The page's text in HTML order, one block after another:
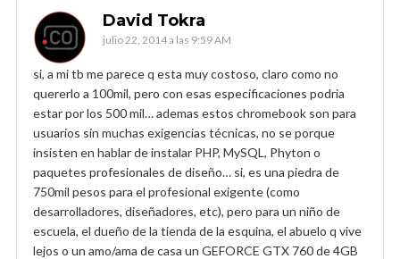
David Tokra
julio 22, 2014 a las 9:59 AM
si, a mi tb me parece q esta muy costoso, claro como no
quererlo a 100mil, pero con esas especificaciones podria
estar por los 500 mil… ademas estos chromebook son para
usuarios sin muchas exigencias técnicas, no se porque
insisten en hablar de instalar PHP, MySQL, Phyton o
paquetes profesionales de diseño… si, es una piedra de
750mil pesos para el profesional exigente (como
desarrolladores, diseñadores, etc), pero para un niño de
escuela, el dueño de la tienda de la esquina, el abuelo q vive
lejos o un amo/ama de casa un GEFORCE GTX 760 de 4GB